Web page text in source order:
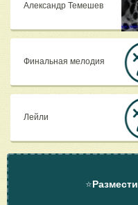
Александр Темешев
Финальная мелодия
Лейли
⭐